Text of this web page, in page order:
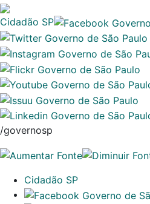
Cidadão SP
/governosp
Cidadão SP